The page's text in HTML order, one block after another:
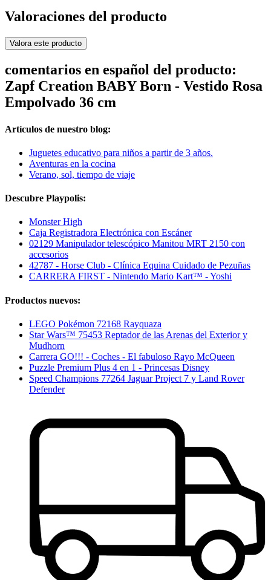
Valoraciones del producto
Valora este producto
comentarios en español del producto:
Zapf Creation BABY Born - Vestido Rosa
Empolvado 36 cm
Artículos de nuestro blog:
Juguetes educativo para niños a partir de 3 años.
Aventuras en la cocina
Verano, sol, tiempo de viaje
Descubre Playpolis:
Monster High
Caja Registradora Electrónica con Escáner
02129 Manipulador telescópico Manitou MRT 2150 con
accesorios
42787 - Horse Club - Clínica Equina Cuidado de Pezuñas
CARRERA FIRST - Nintendo Mario Kart™ - Yoshi
Productos nuevos:
LEGO Pokémon 72168 Rayquaza
Star Wars™ 75453 Reptador de las Arenas del Exterior y
Mudhorn
Carrera GO!!! - Coches - El fabuloso Rayo McQueen
Puzzle Premium Plus 4 en 1 - Princesas Disney
Speed Champions 77264 Jaguar Project 7 y Land Rover
Defender